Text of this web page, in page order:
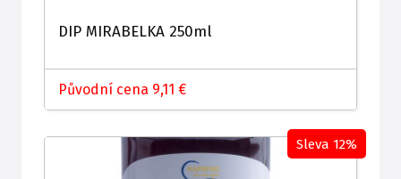
DIP MIRABELKA 250ml
Původní cena 9,11 €
Sleva 12%